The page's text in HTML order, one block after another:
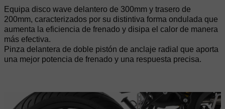
Equipa disco wave delantero de 300mm y trasero de
200mm, caracterizados por su distintiva forma ondulada que
aumenta la eficiencia de frenado y disipa el calor de manera
más efectiva.
Pinza delantera de doble pistón de anclaje radial que aporta
una mejor potencia de frenado y una respuesta precisa.